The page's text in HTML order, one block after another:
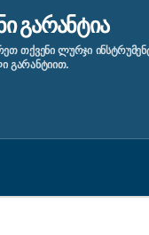
ᲒᲐᲠᲐᲜᲢᲘᲐ
ᲗᲥᲕᲔᲜᲘ ᲚᲣᲠᲯᲘ
ᲒᲐᲠᲐᲜᲢᲘᲘᲗ.